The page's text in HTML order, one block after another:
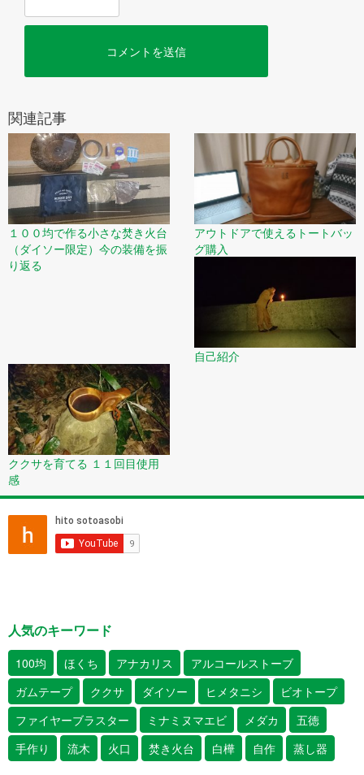
関連記事
１００均で作る小さな焚き火台
（ダイソー限定）今の装備を振
り返る
アウトドアで使えるトートバッ
グ購入
自己紹介
ククサを育てる １１回目使用
感
人気のキーワード
100均 ほくち アナカリス
アルコールストーブ
ガムテープ
ククサ ダイソー ヒメタニシ
ビオトープ
ファイヤーブラスター
ミナミヌマエビ メダカ
五徳
手作り
流木 火口 焚き火台 白樺 自作 蒸し器